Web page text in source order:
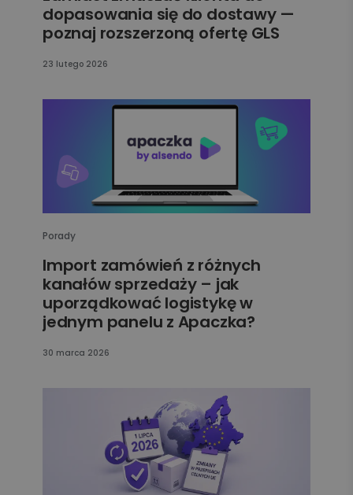
dopasowania się do dostawy —
poznaj rozszerzoną ofertę GLS
23 lutego 2026
Porady
Import zamówień z różnych
kanałów sprzedaży – jak
uporządkować logistykę w
jednym panelu z Apaczka?
30 marca 2026